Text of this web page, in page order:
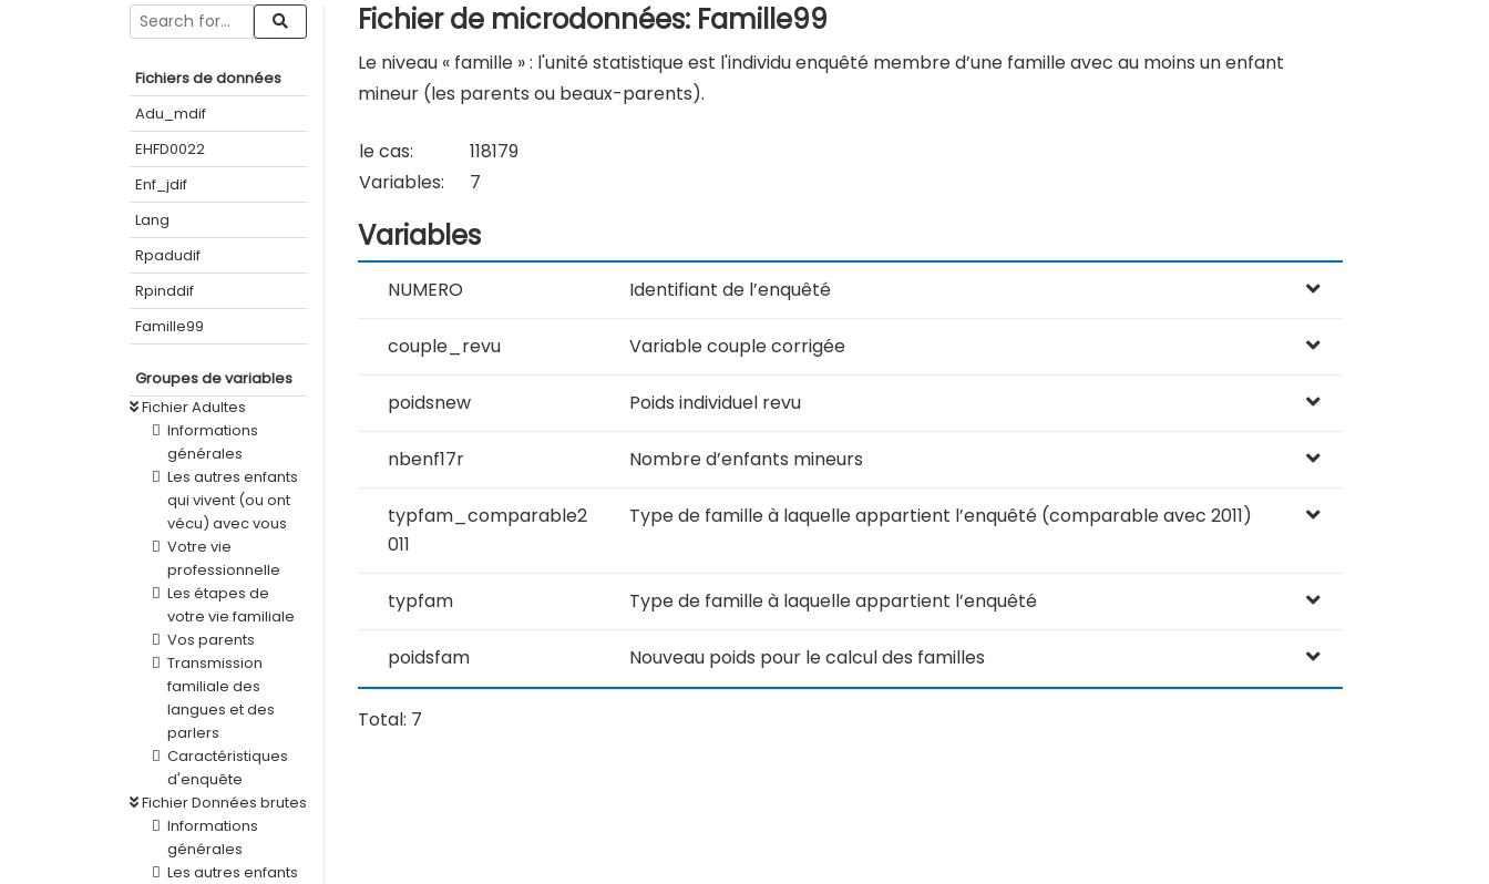
Fichiers de données
Adu_mdif
EHFD0022
Enf_jdif
Lang
Rpadudif
Rpinddif
Famille99
Groupes de variables
Fichier Adultes
Informations
générales
Les autres enfants
qui vivent (ou ont
vécu) avec vous
Votre vie
professionnelle
Les étapes de
votre vie familiale
Vos parents
Transmission
familiale des
langues et des
parlers
Caractéristiques
d'enquête
Fichier Données brutes
Informations
générales
Les autres enfants
Fichier de microdonnées: Famille99
Le niveau « famille » : l'unité statistique est l'individu enquêté membre d’une famille avec au moins un enfant
mineur (les parents ou beaux-parents).
le cas:
118179
Variables:
7
Variables
NUMERO Identifiant de l’enquêté
couple_revu Variable couple corrigée
poidsnew Poids individuel revu
nbenf17r Nombre d’enfants mineurs
typfam_comparable2
011
Type de famille à laquelle appartient l’enquêté (comparable avec 2011)
typfam Type de famille à laquelle appartient l’enquêté
poidsfam Nouveau poids pour le calcul des familles
Total: 7